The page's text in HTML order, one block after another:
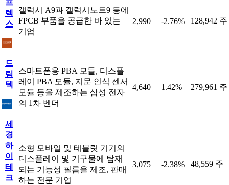
프
렉
스
갤럭시 A9과 갤럭시노트9 등에
FPCB 부품을 공급한 바 있는
기업
2,990 -2.76% 128,942 주
드
림
텍
스마트폰용 PBA 모듈, 디스플
레이 PBA 모듈, 지문 인식 센서
모듈 등을 제조하는 삼성 전자
의 1차 벤더
4,640 1.42% 279,961 주
세
경
하
이
테
크
소형 모바일 및 테블릿 기기의
디스플레이 및 기구물에 탑재
되는 기능성 필름을 제조, 판매
하는 전문 기업
3,075 -2.38% 48,559 주